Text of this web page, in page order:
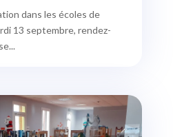
dans les écoles de
13 septembre, rendez-